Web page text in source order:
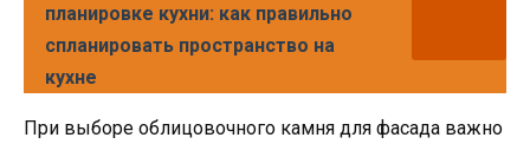
планировке кухни: как правильно
спланировать пространство на
кухне
При выборе облицовочного камня для фасада важно